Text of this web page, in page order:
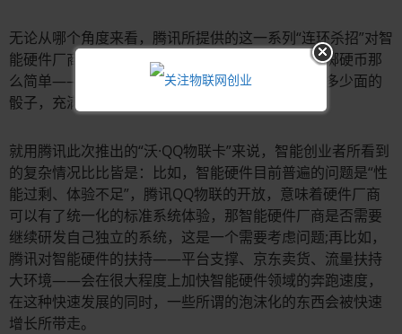
无论从哪个角度来看，腾讯所提供的这一系列“连环杀招”对智
能硬件厂商都是一本万利，但就像是生活永远不是掷硬币那
么简单——非正即反，更多的像是掷一个不知道有多少面的
骰子，充满着太多的可能性。
就用腾讯此次推出的“沃·QQ物联卡”来说，智能创业者所看到
的复杂情况比比皆是：比如，智能硬件目前普遍的问题是“性
能过剩、体验不足”，腾讯QQ物联的开放，意味着硬件厂商
可以有了统一化的标准系统体验，那智能硬件厂商是否需要
继续研发自己独立的系统，这是一个需要考虑问题;再比如，
腾讯对智能硬件的扶持——平台支撑、京东卖货、流量扶持
大环境——会在很大程度上加快智能硬件领域的奔跑速度，
在这种快速发展的同时，一些所谓的泡沫化的东西会被快速
增长所带走。